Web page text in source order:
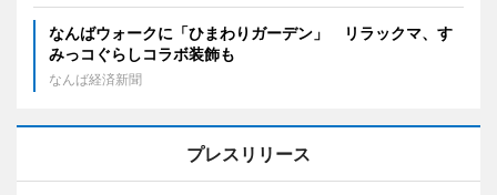
なんばウォークに「ひまわりガーデン」 リラックマ、す
みっコぐらしコラボ装飾も
なんば経済新聞
プレスリリース